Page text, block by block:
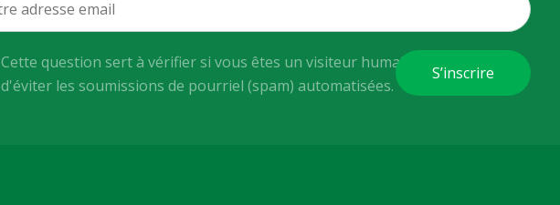
Cette question sert à vérifier si vous êtes un visiteur humain ou non afin
d'éviter les soumissions de pourriel (spam) automatisées.